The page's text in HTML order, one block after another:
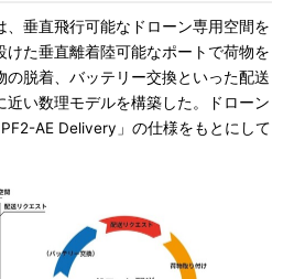
垂直飛行可能なドローン専用空間を
けた垂直離着陸可能なポートで荷物を
の脱着、バッテリー交換といった配送
近い数理モデルを構築した。ドローン
AE Delivery」の仕様をもとにして